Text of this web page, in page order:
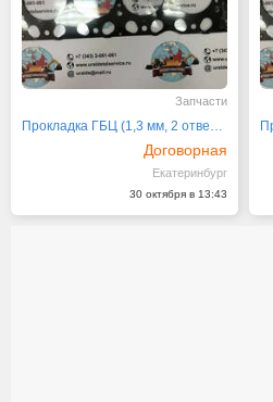
Запчасти
Прокладка ГБЦ (1,3 мм, 2 отвертия) 20882839
Договорная
Екатеринбург
30 октября в 13:43